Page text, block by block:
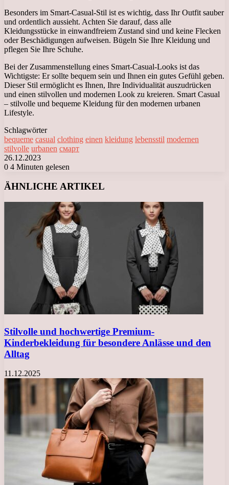
Besonders im Smart-Casual-Stil ist es wichtig, dass Ihr Outfit sauber
und ordentlich aussieht. Achten Sie darauf, dass alle
Kleidungsstücke in einwandfreiem Zustand sind und keine Flecken
oder Beschädigungen aufweisen. Bügeln Sie Ihre Kleidung und
pflegen Sie Ihre Schuhe.
Bei der Zusammenstellung eines Smart-Casual-Looks ist das
Wichtigste: Er sollte bequem sein und Ihnen ein gutes Gefühl geben.
Dieser Stil ermöglicht es Ihnen, Ihre Individualität auszudrücken
und einen stilvollen und modernen Look zu kreieren. Smart Casual
– stilvolle und bequeme Kleidung für den modernen urbanen
Lifestyle.
Schlagwörter
bequeme casual clothing einen kleidung lebensstil modernen
stilvolle urbanen смарт
26.12.2023
0 4 Minuten gelesen
ÄHNLICHE ARTIKEL
Stilvolle und hochwertige Premium-
Kinderbekleidung für besondere Anlässe und den
Alltag
11.12.2025